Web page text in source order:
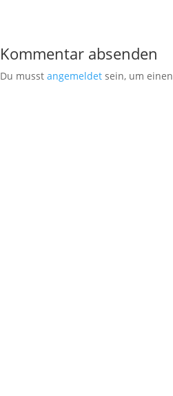
Kommentar absenden
Du musstangemeldet sein, um